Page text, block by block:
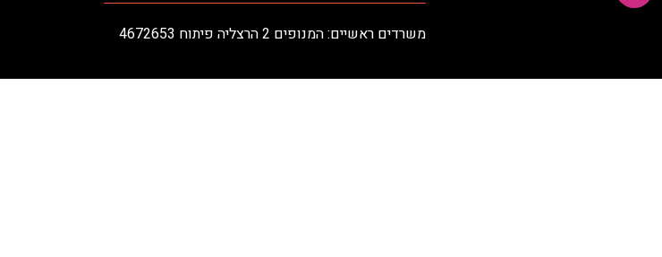
משרדים ראשיים: המנופים 2 הרצליה פיתוח 4672653